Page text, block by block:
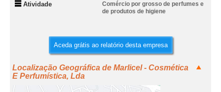
Atividade
Comércio por grosso de perfumes e
de produtos de higiene
Aceda grátis ao relatório desta empresa
Localização Geográfica de Marlicel - Cosmética
E Perfumística, Lda